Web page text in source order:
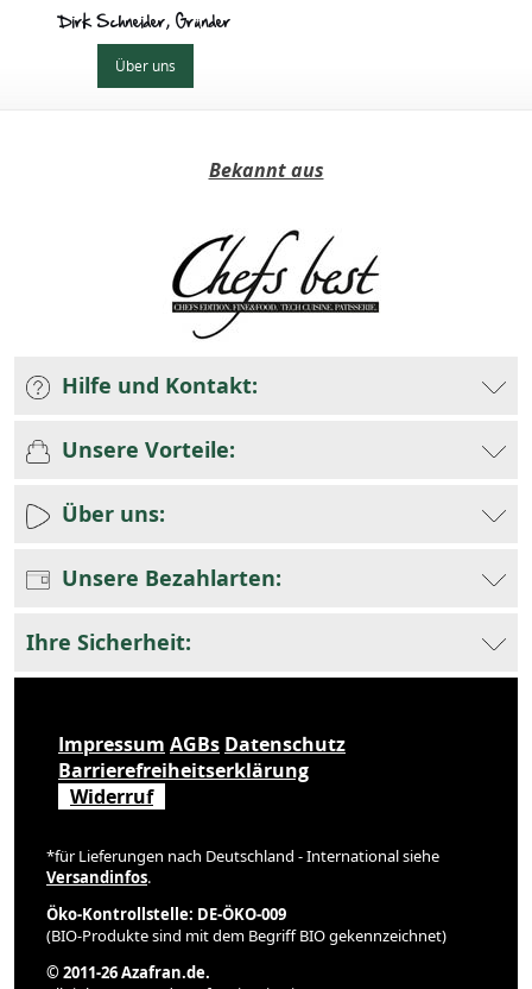
Dirk Schneider, Gründer
Über uns
Bekannt aus
Hilfe und Kontakt:
Unsere Vorteile:
Über uns:
Unsere Bezahlarten:
Ihre Sicherheit:
Impressum AGBs Datenschutz
Barrierefreiheitserklärung
Widerruf
*für Lieferungen nach Deutschland - International siehe
Versandinfos.
Öko-Kontrollstelle: DE-ÖKO-009
(BIO-Produkte sind mit dem Begriff BIO gekennzeichnet)
© 2011-26 Azafran.de.